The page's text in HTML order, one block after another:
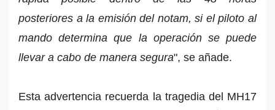
posteriores a la emisión del notam, si el piloto al
mando determina que la operación se puede
llevar a cabo de manera segura", se añade.
Esta advertencia recuerda la tragedia del MH17